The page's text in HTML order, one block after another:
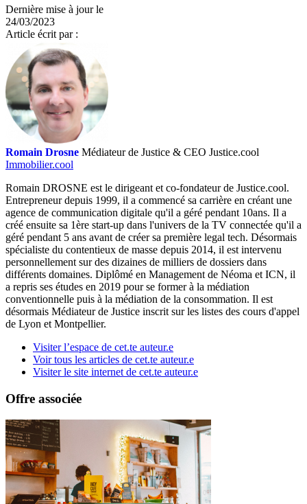
Dernière mise à jour le
24/03/2023
Article écrit par :
Romain Drosne Médiateur de Justice & CEO Justice.cool
Immobilier.cool
Romain DROSNE est le dirigeant et co-fondateur de Justice.cool.
Entrepreneur depuis 1999, il a commencé sa carrière en créant une
agence de communication digitale qu'il a géré pendant 10ans. Il a
créé ensuite sa 1ère start-up dans l'univers de la TV connectée qu'il a
géré pendant 5 ans avant de créer sa première legal tech. Désormais
spécialiste du contentieux de masse depuis 2014, il est intervenu
personnellement sur des dizaines de milliers de dossiers dans
différents domaines. Diplômé en Management de Néoma et ICN, il
a repris ses études en 2019 pour se former à la médiation
conventionnelle puis à la médiation de la consommation. Il est
désormais Médiateur de Justice inscrit sur les listes des cours d'appel
de Lyon et Montpellier.
Visiter l’espace de cet.te auteur.e
Voir tous les articles de cet.te auteur.e
Visiter le site internet de cet.te auteur.e
Offre associée